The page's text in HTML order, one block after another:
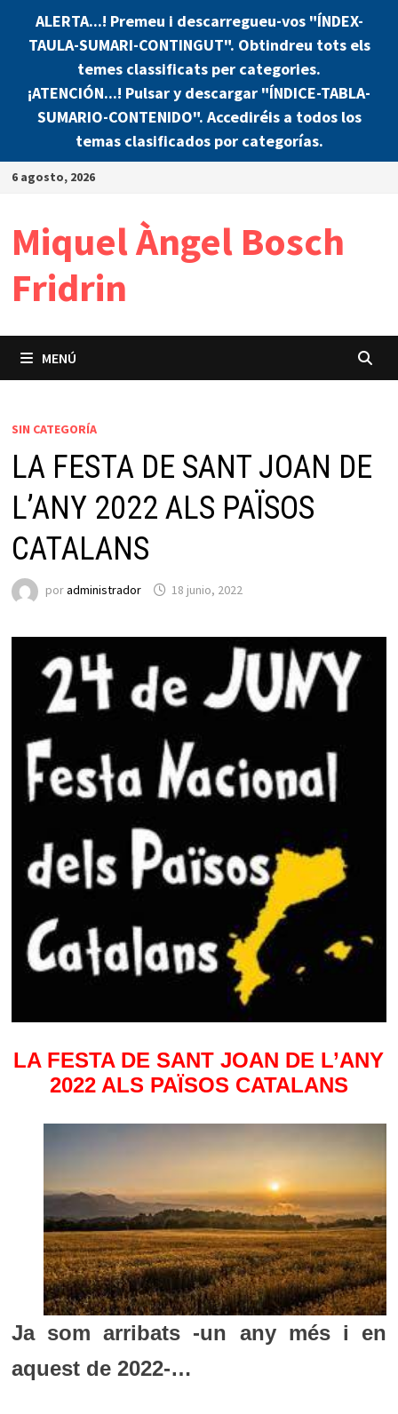
ALERTA...! Premeu i descarregueu-vos "ÍNDEX-
TAULA-SUMARI-CONTINGUT". Obtindreu tots els
temes classificats per categories.
¡ATENCIÓN...! Pulsar y descargar "ÍNDICE-TABLA-
SUMARIO-CONTENIDO". Accediréis a todos los
temas clasificados por categorías.
Saltar
6 agosto, 2026
Miquel Àngel Bosch
Fridrin
MENÚ
SIN CATEGORÍA
LA FESTA DE SANT JOAN DE
L’ANY 2022 ALS PAÏSOS
CATALANS
poradministrador 18 junio, 2022
LA FESTA DE SANT JOAN DE L’ANY
2022 ALS PAÏSOS CATALANS
Ja som arribats -un any més i en
aquest de 2022-…